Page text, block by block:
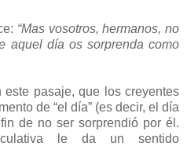
“Mas vosotros, hermanos, no
aquel día os sorprenda como
pasaje, que los creyentes
de “el día” (es decir, el día
de no ser sorprendió por él.
le da un sentido